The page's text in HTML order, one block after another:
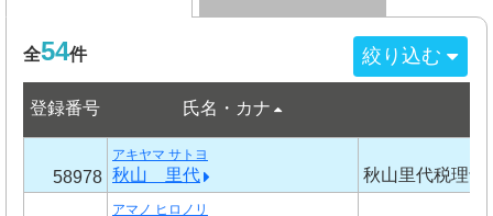
全54件 絞り込む
登録番号 氏名・カナ
58978
アキヤマ サトヨ
秋山 里代 秋山里代税理士
アマノ ヒロノリ